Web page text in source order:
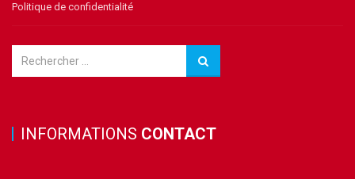
Politique de confidentialité
INFORMATIONS CONTACT